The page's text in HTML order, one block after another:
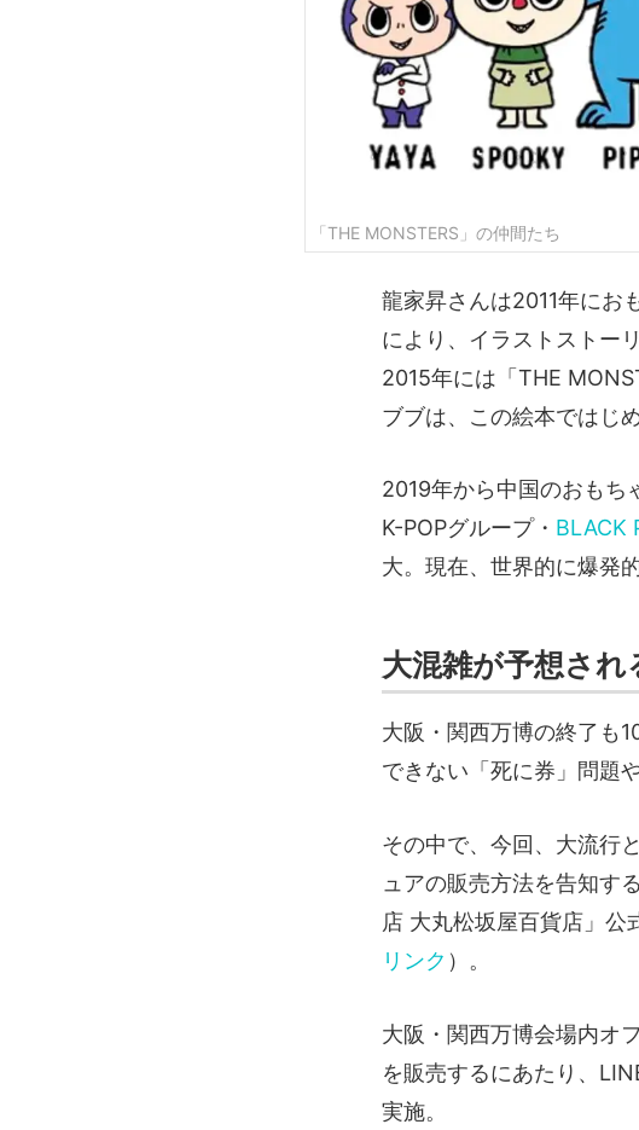
「THE MONSTERS」の仲間たち
龍家昇さんは2011年にお
により、イラストストー
2015年には「THE
ブブは、この絵本ではじ
2019年から中国のおもち
K-POPグループ・ BLACK
大。現在、世界的に爆発
大混雑が予想さ
大阪・関西万博の終了も
できない「死に券」問題
その中で、今回、大流行
ュアの販売方法を告知す
店 大丸松坂屋百貨店」公
リンク ）。
大阪・関西万博会場内オ
を販売するにあたり、
実施。